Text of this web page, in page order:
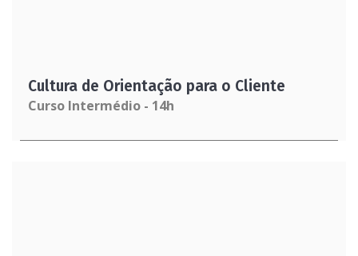
Cultura de Orientação para o Cliente
Curso Intermédio - 14h